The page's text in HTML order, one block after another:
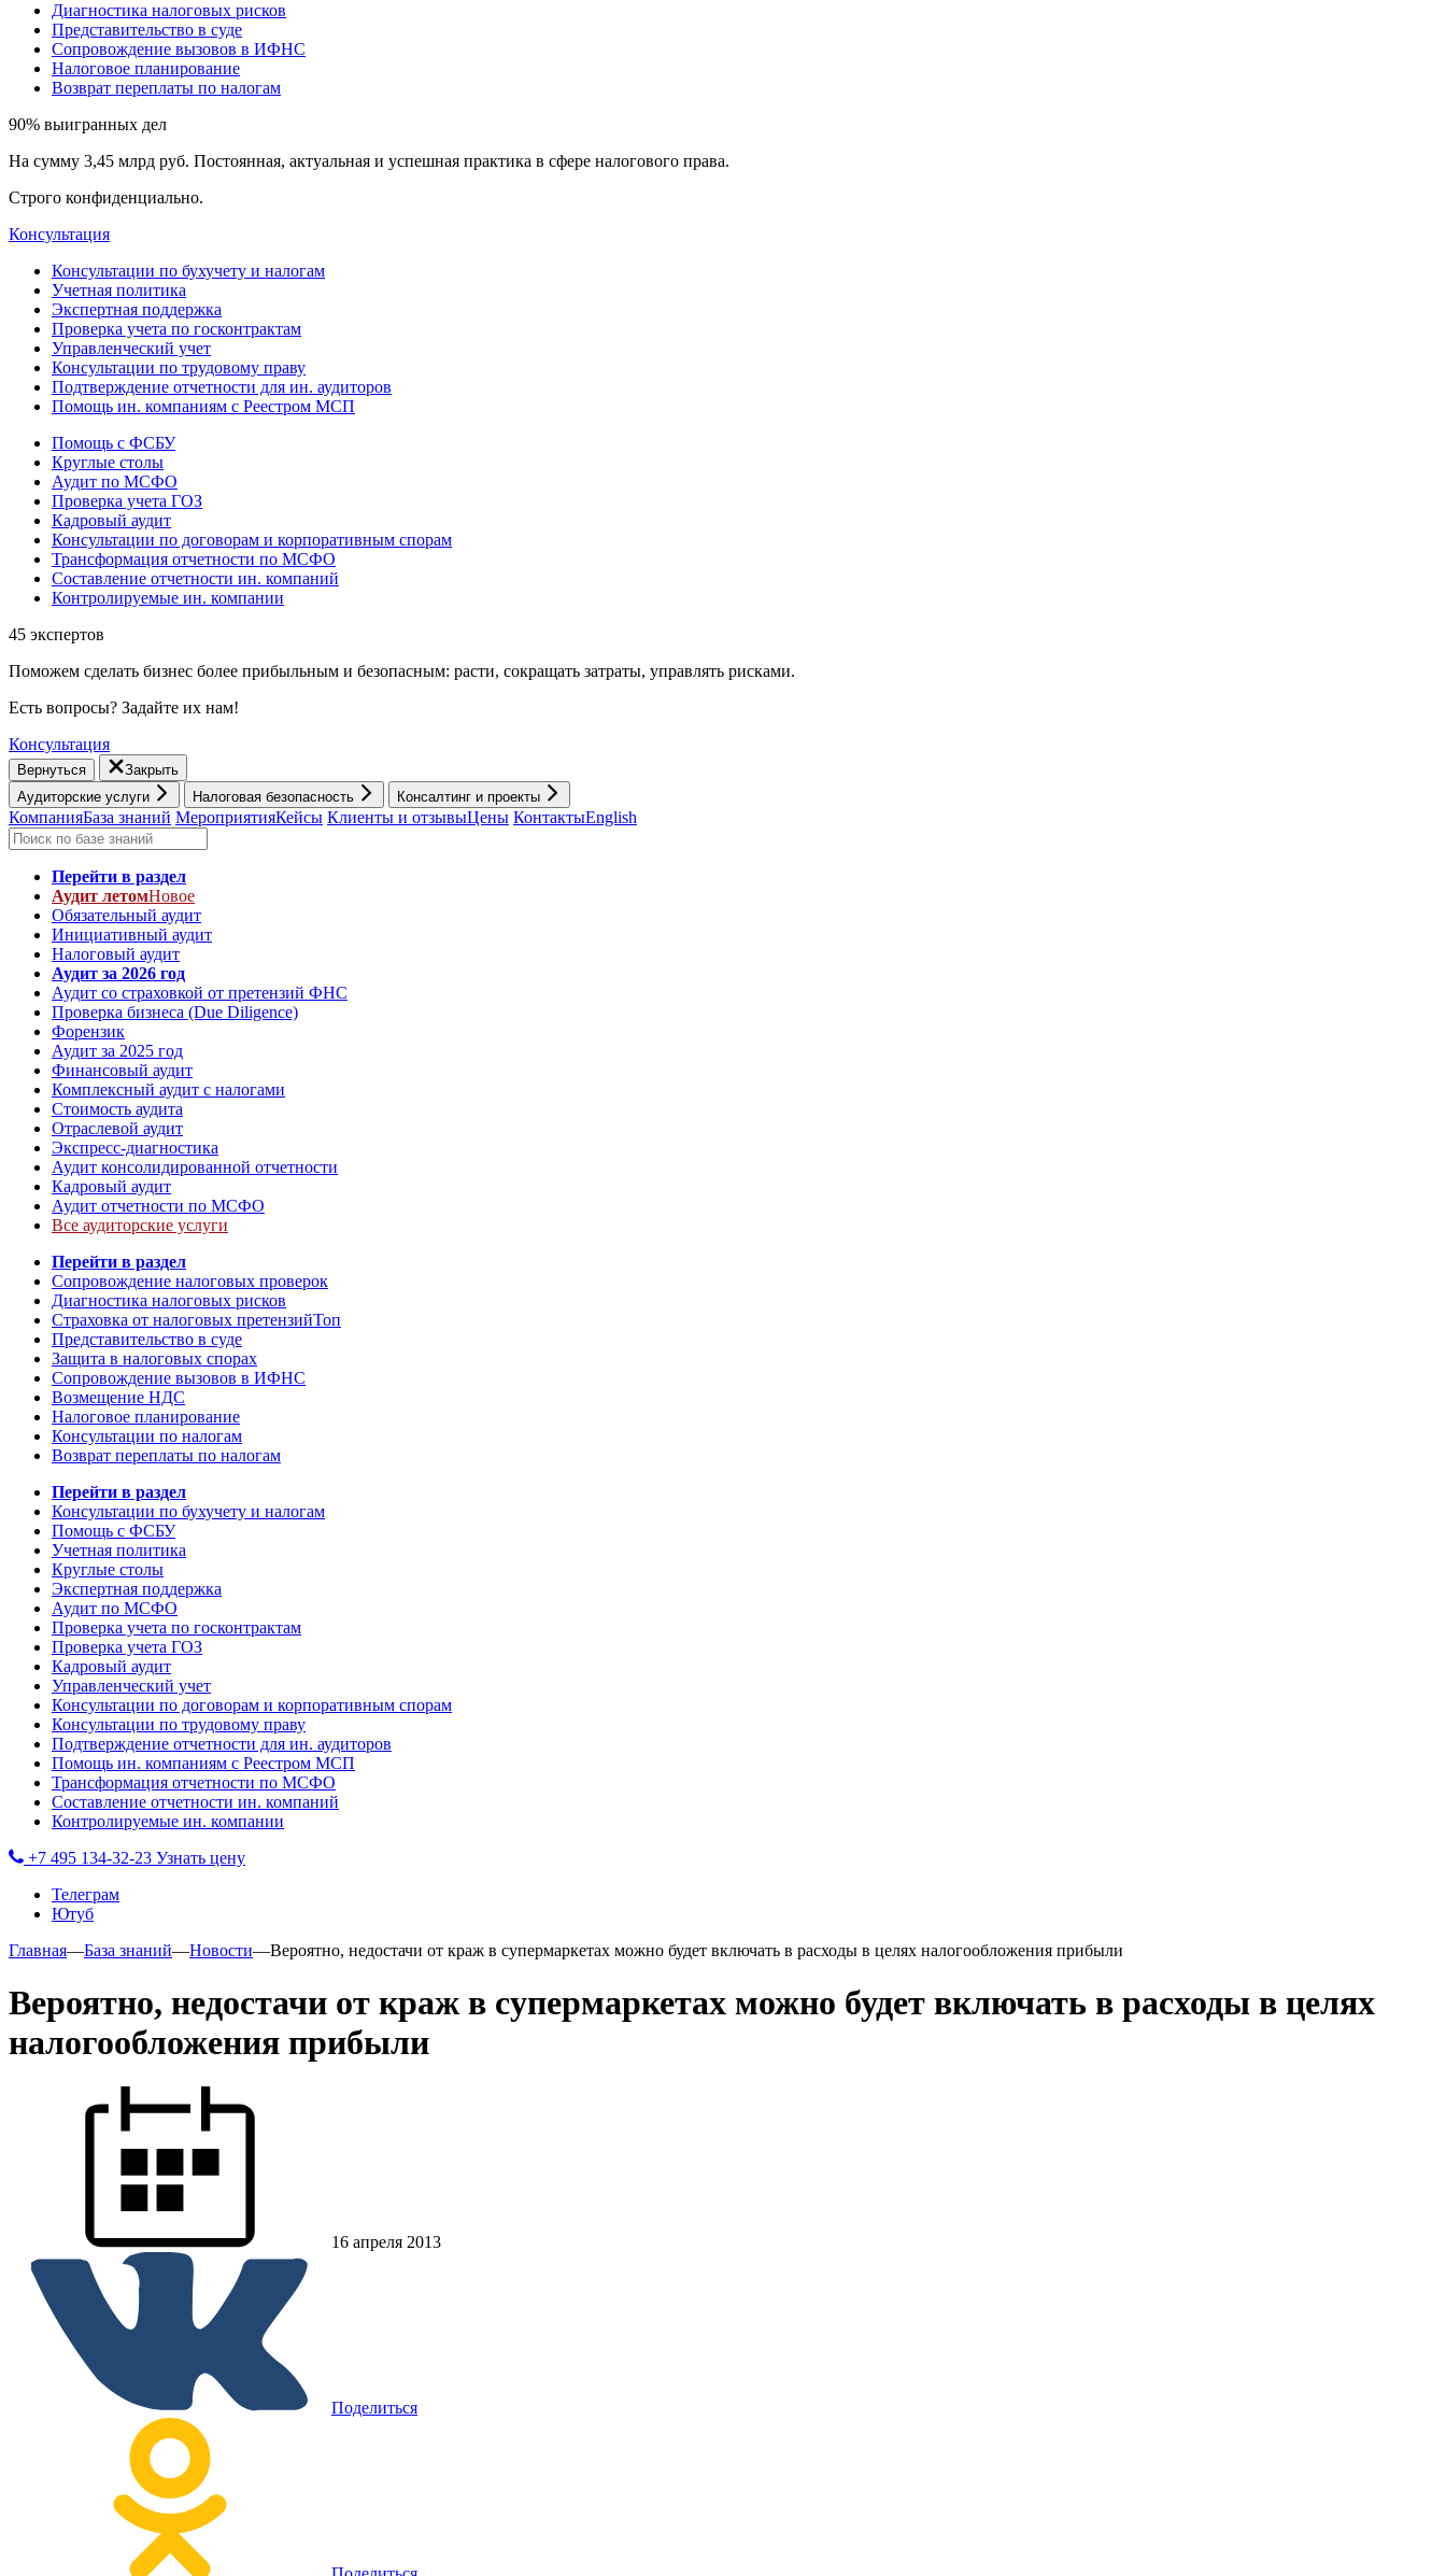
Диагностика налоговых рисков
Представительство в суде
Сопровождение вызовов в ИФНС
Налоговое планирование
Возврат переплаты по налогам
90% выигранных дел
На сумму 3,45 млрд руб. Постоянная, актуальная и успешная практика в сфере налогового права.
Строго конфиденциально.
Консультация
Консультации по бухучету и налогам
Учетная политика
Экспертная поддержка
Проверка учета по госконтрактам
Управленческий учет
Консультации по трудовому праву
Подтверждение отчетности для ин. аудиторов
Помощь ин. компаниям с Реестром МСП
Помощь с ФСБУ
Круглые столы
Аудит по МСФО
Проверка учета ГОЗ
Кадровый аудит
Консультации по договорам и корпоративным спорам
Трансформация отчетности по МСФО
Составление отчетности ин. компаний
Контролируемые ин. компании
45 экспертов
Поможем сделать бизнес более прибыльным и безопасным: расти, cокращать затраты, управлять рисками.
Есть вопросы? Задайте их нам!
Консультация
Вернуться
Закрыть
Аудиторские услуги
Налоговая безопасность Консалтинг и проекты
КомпанияБаза знаний МероприятияКейсы Клиенты и отзывыЦены КонтактыEnglish
Перейти в раздел
Аудит летомНовое
Обязательный аудит
Инициативный аудит
Налоговый аудит
Аудит за 2026 год
Аудит со страховкой от претензий ФНС
Проверка бизнеса (Due Diligence)
Форензик
Аудит за 2025 год
Финансовый аудит
Комплексный аудит с налогами
Стоимость аудита
Отраслевой аудит
Экспресс-диагностика
Аудит консолидированной отчетности
Кадровый аудит
Аудит отчетности по МСФО
Все аудиторские услуги
Перейти в раздел
Сопровождение налоговых проверок
Диагностика налоговых рисков
Страховка от налоговых претензийТоп
Представительство в суде
Защита в налоговых спорах
Сопровождение вызовов в ИФНС
Возмещение НДС
Налоговое планирование
Консультации по налогам
Возврат переплаты по налогам
Перейти в раздел
Консультации по бухучету и налогам
Помощь с ФСБУ
Учетная политика
Круглые столы
Экспертная поддержка
Аудит по МСФО
Проверка учета по госконтрактам
Проверка учета ГОЗ
Кадровый аудит
Управленческий учет
Консультации по договорам и корпоративным спорам
Консультации по трудовому праву
Подтверждение отчетности для ин. аудиторов
Помощь ин. компаниям с Реестром МСП
Трансформация отчетности по МСФО
Составление отчетности ин. компаний
Контролируемые ин. компании
+7 495 134-32-23 Узнать цену
Телеграм
Ютуб
Главная—База знаний—Новости—Вероятно, недостачи от краж в супермаркетах можно будет включать в расходы в целях налогообложения прибыли
Вероятно, недостачи от краж в супермаркетах можно будет включать в расходы в целях
налогообложения прибыли
16 апреля 2013
Поделиться